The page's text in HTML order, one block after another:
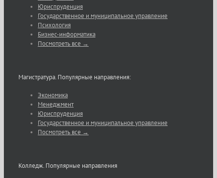
Юриспруденция
Государственное и муниципальное управление
Психология
Бизнес-информатика
Посмотреть все →
Магистратура. Популярные направления:
Экономика
Менеджмент
Юриспруденция
Государственное и муниципальное управление
Посмотреть все →
Колледж. Популярные направления